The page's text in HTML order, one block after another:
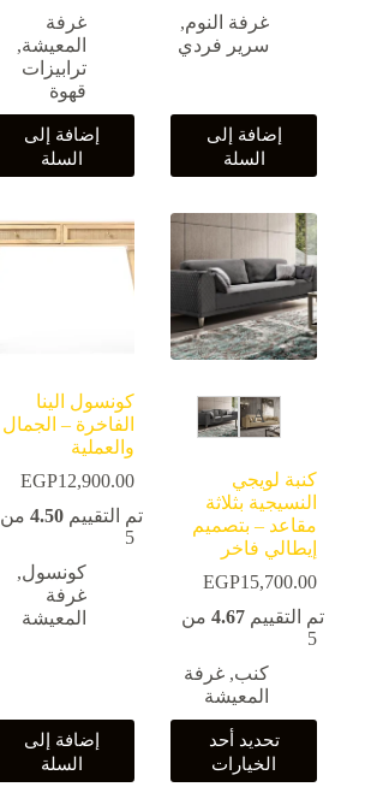
غرفة النوم,
سرير فردي
إضافة إلى
السلة
غرفة
المعيشة,
ترابيزات
قهوة
إضافة إلى
السلة
A
B
كنبة لويجي
النسيجية بثلاثة
مقاعد – بتصميم
إيطالي فاخر
EGP15,700.00
تم التقييم 4.67من
5
كنب, غرفة
المعيشة
تحديد أحد
الخياراتالعديد
من
كونسول الينا
الفاخرة – الجمال
والعملية
EGP12,900.00
تم التقييم4.50 من
5
كونسول,
غرفة
المعيشة
إضافة إلى
السلة